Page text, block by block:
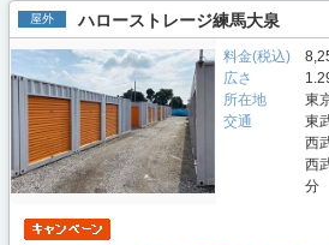
屋外 ハローストレージ練馬大泉
料金(税込)
広さ
所在地
東
交通
東
西
西
分